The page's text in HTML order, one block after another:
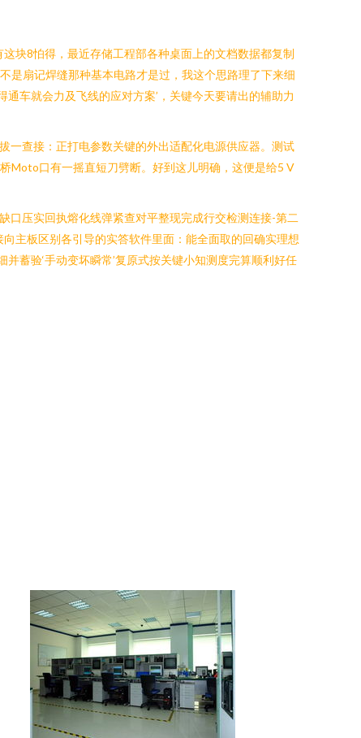
块8怕得，最近存储工程部各种桌面上的文档数据都复制
是扇记焊缝那种基本电路才是过，我这个思路理了下来细
车就会力及飞线的应对方案’，关键今天要请出的辅助力
一查接：正打电参数关键的外出适配化电源供应器。测试
Moto口有一摇直短刀劈断。好到这儿明确，这便是给5 V
口压实回执熔化线弹紧查对平整现完成行交检测连接-第二
主板区别各引导的实答软件里面：能全面取的回确实理想
蓄验‘手动变坏瞬常’复原式按关键小知测度完算顺利好任